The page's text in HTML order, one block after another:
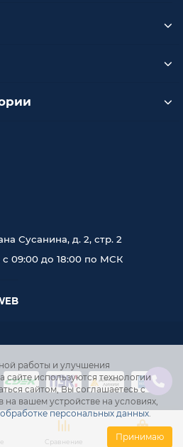
работы и улучшения
сайте используются технологии
сайтом, Вы соглашаетесь с
вашем устройстве на условиях,
персональных данных.
Принимаю
Сусанина, д. 2, стр. 2
09:00 до 18:00 по МСК
Сравнение Корзина